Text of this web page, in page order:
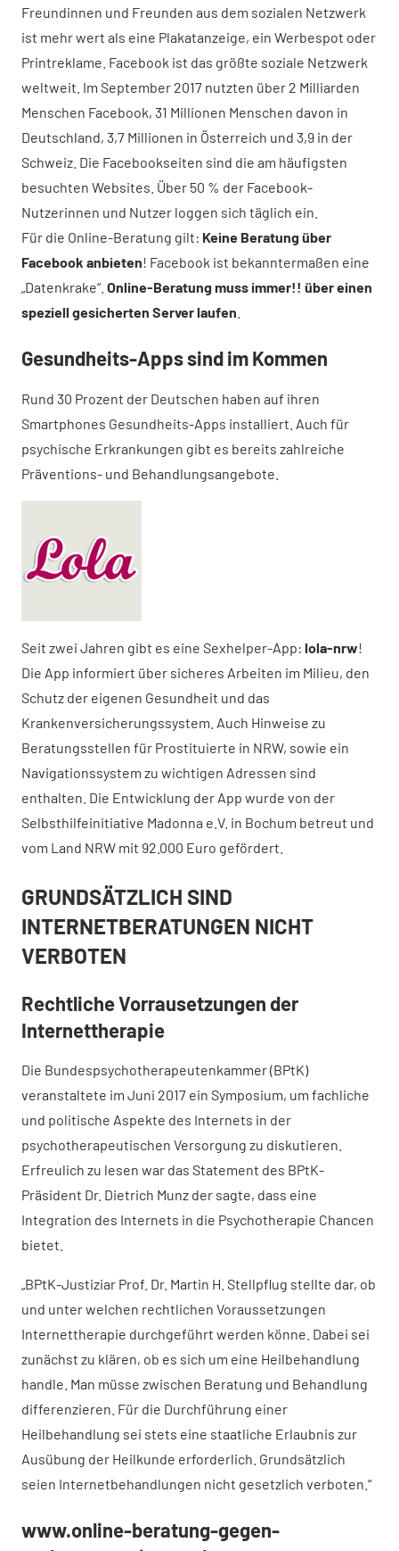
Freundinnen und Freunden aus dem sozialen Netzwerk
ist mehr wert als eine Plakatanzeige, ein Werbespot oder
Printreklame. Facebook ist das größte soziale Netzwerk
weltweit. Im September 2017 nutzten über 2 Milliarden
Menschen Facebook, 31 Millionen Menschen davon in
Deutschland, 3,7 Millionen in Österreich und 3,9 in der
Schweiz. Die Facebookseiten sind die am häufigsten
besuchten Websites. Über 50 % der Facebook-
Nutzerinnen und Nutzer loggen sich täglich ein.
Für die Online-Beratung gilt: Keine Beratung über
Facebook anbieten! Facebook ist bekanntermaßen eine
„Datenkrake“. Online-Beratung muss immer!! über einen
speziell gesicherten Server laufen
Gesundheits-Apps sind im Kommen
Rund 30 Prozent der Deutschen haben auf ihren
Smartphones Gesundheits-Apps installiert. Auch für
psychische Erkrankungen gibt es bereits zahlreiche
Präventions- und Behandlungsangebote.
Seit zwei Jahren gibt es eine Sexhelper-App: lola-nrw!
Die App informiert über sicheres Arbeiten im Milieu, den
Schutz der eigenen Gesundheit und das
Krankenversicherungssystem. Auch Hinweise zu
Beratungsstellen für Prostituierte in NRW, sowie ein
Navigationssystem zu wichtigen Adressen sind
enthalten. Die Entwicklung der App wurde von der
Selbsthilfeinitiative Madonna e.V. in Bochum betreut und
vom Land NRW mit 92.000 Euro gefördert.
GRUNDSÄTZLICH SIND
INTERNETBERATUNGEN NICHT
VERBOTEN
Rechtliche Vorrausetzungen der
Internettherapie
Die Bundespsychotherapeutenkammer (BPtK)
veranstaltete im Juni 2017 ein Symposium, um fachliche
und politische Aspekte des Internets in der
psychotherapeutischen Versorgung zu diskutieren.
Erfreulich zu lesen war das Statement des BPtK-
Präsident Dr. Dietrich Munz der sagte, dass eine
Integration des Internets in die Psychotherapie Chancen
bietet.
„BPtK-Justiziar Prof. Dr. Martin H. Stellpflug stellte dar, ob
und unter welchen rechtlichen Voraussetzungen
Internettherapie durchgeführt werden könne. Dabei sei
zunächst zu klären, ob es sich um eine Heilbehandlung
handle. Man müsse zwischen Beratung und Behandlung
differenzieren. Für die Durchführung einer
Heilbehandlung sei stets eine staatliche Erlaubnis zur
Ausübung der Heilkunde erforderlich. Grundsätzlich
seien Internetbehandlungen nicht gesetzlich verboten.“
www.online-beratung-gegen-